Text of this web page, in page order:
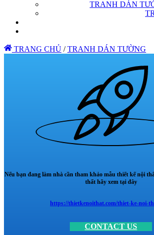
TRANH DÁN
TRANG CHỦ / TRANH DÁN TƯỜNG
Nếu bạn đang làm nhà cần tham khảo mẫu thiết kế nội
thất hãy xem tại đây
https://thietkenoithat.com/thiet-ke-noi-
CONTACT US